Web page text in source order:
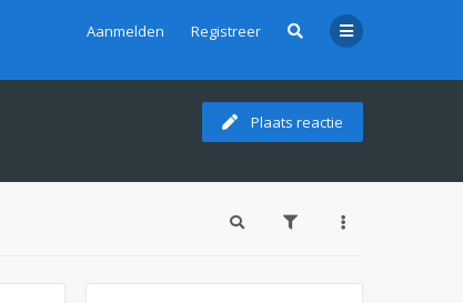
Aanmelden Registreer
Plaats reactie